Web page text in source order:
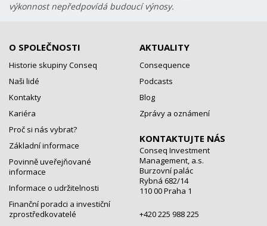
výkonnost nepředpovídá budoucí výnosy.
O SPOLEČNOSTI
Historie skupiny Conseq
Naši lidé
Kontakty
Kariéra
Proč si nás vybrat?
Základní informace
Povinně uveřejňované
informace
Informace o udržitelnosti
Finanční poradci a investiční
zprostředkovatelé
AKTUALITY
Consequence
Podcasts
Blog
Zprávy a oznámení
KONTAKTUJTE NÁS
Conseq Investment
Management, a.s.
Burzovní palác
Rybná 682/14
110 00 Praha 1
+420 225 988 225